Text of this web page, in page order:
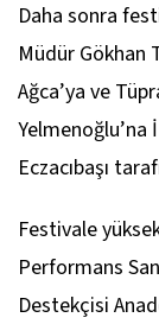
Daha sonra
Müdür Gökhan
Ağca’ya ve
Yelmenoğlu’na
Eczacıbaşı
Festivale
Performans
Destekçisi